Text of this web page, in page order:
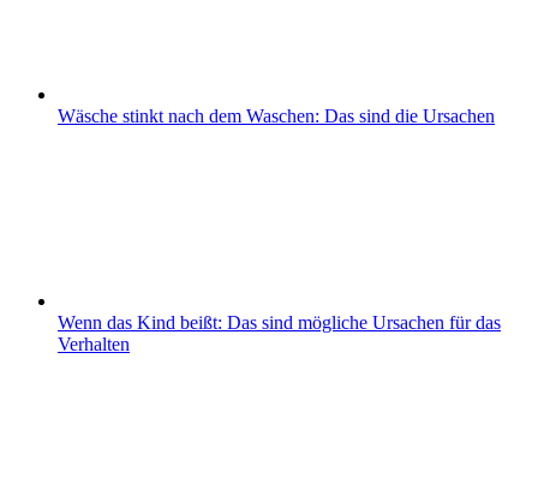
Wäsche stinkt nach dem Waschen: Das sind die Ursachen
Wenn das Kind beißt: Das sind mögliche Ursachen für das
Verhalten